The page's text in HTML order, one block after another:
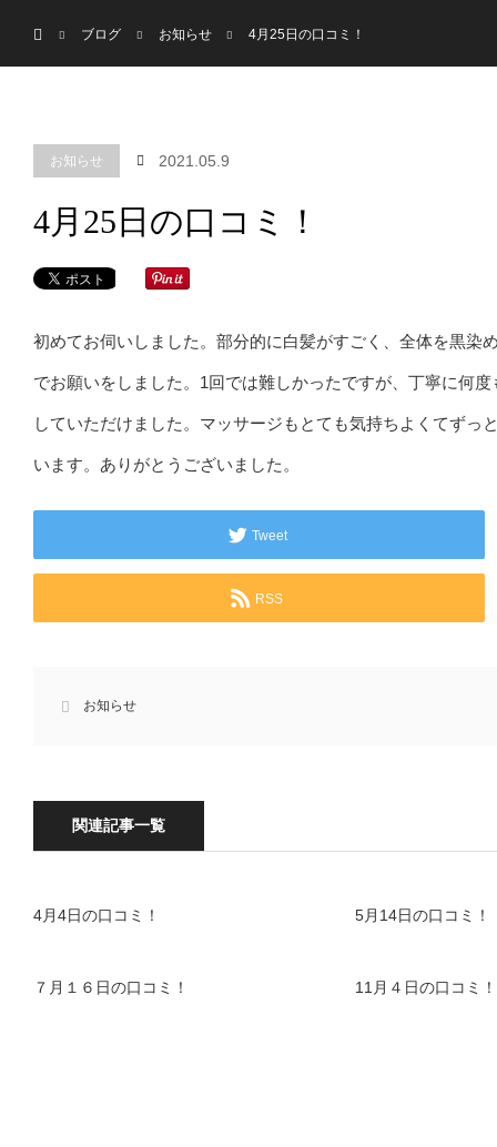
HOME
ブログ
お知らせ 4月25日の口コミ！
お知らせ 2021.05.9
4月25日の口コミ！
初めてお伺いしました。部分的に白髪がすごく、全体を黒染
でお願いをしました。1回では難しかったですが、丁寧に何
していただけました。マッサージもとても気持ちよくてず
います。ありがとうございました。
Tweet
RSS
お知らせ
関連記事一覧
4月4日の口コミ！ 5月14日の口コミ！
７月１６日の口コミ！ 11月４日の口コミ！